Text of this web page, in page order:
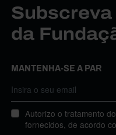
da
MANTENHA-SE A PAR
Autorizo o tratamento
fornecidos, de acordo